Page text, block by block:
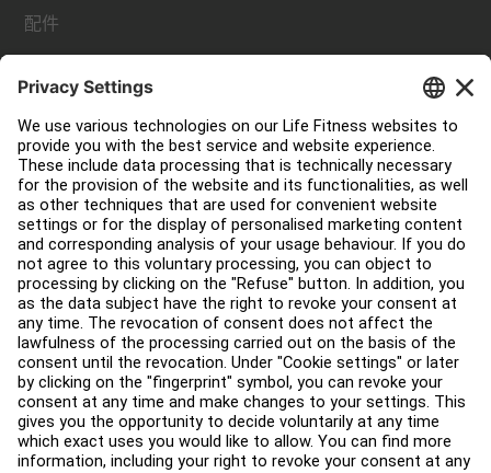
配件
服務中心
教育中心
關於我們
查找經銷商
尋找商店
法律
可及性
登入 Facility Connect